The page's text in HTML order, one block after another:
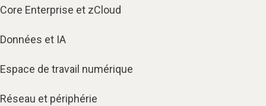
Core Enterprise et zCloud
Données et IA
Espace de travail numérique
Réseau et périphérie